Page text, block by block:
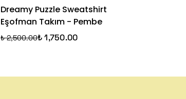
Dreamy Puzzle Sweatshirt
Eşofman Takım - Pembe
₺ 2,500.00₺ 1,750.00